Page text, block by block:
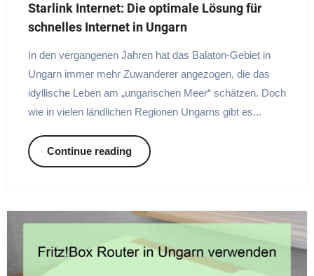
Starlink Internet: Die optimale Lösung für
schnelles Internet in Ungarn
In den vergangenen Jahren hat das Balaton-Gebiet in
Ungarn immer mehr Zuwanderer angezogen, die das
idyllische Leben am „ungarischen Meer“ schätzen. Doch
wie in vielen ländlichen Regionen Ungarns gibt es...
Continue reading